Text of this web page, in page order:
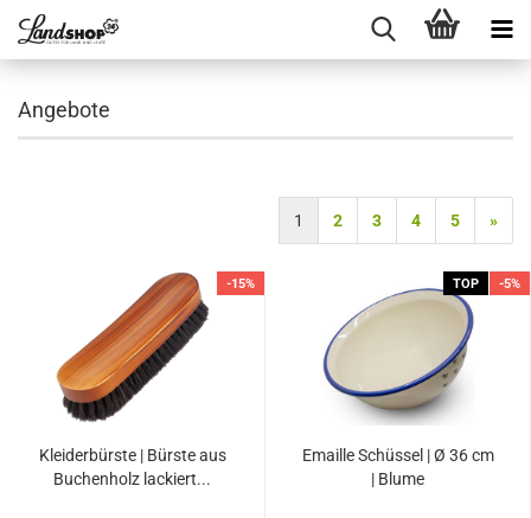
Angebote
1 2 3 4 5 »
-15%
Kleiderbürste | Bürste aus
Buchenholz lackiert...
TOP -5%
Emaille Schüssel | Ø 36 cm
| Blume